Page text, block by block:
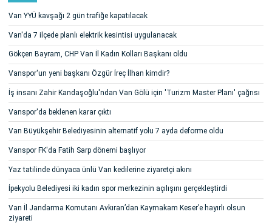
Van YYÜ kavşağı 2 gün trafiğe kapatılacak
Van'da 7 ilçede planlı elektrik kesintisi uygulanacak
Gökçen Bayram, CHP Van İl Kadın Kolları Başkanı oldu
Vanspor'un yeni başkanı Özgür İreç İlhan kimdir?
İş insanı Zahir Kandaşoğlu'ndan Van Gölü için 'Turizm Master Planı' çağrısı
Vanspor'da beklenen karar çıktı
Van Büyükşehir Belediyesinin alternatif yolu 7 ayda deforme oldu
Vanspor FK'da Fatih Sarp dönemi başlıyor
Yaz tatilinde dünyaca ünlü Van kedilerine ziyaretçi akını
İpekyolu Belediyesi iki kadın spor merkezinin açılışını gerçekleştirdi
Van İl Jandarma Komutanı Avkıran’dan Kaymakam Keser’e hayırlı olsun
ziyareti